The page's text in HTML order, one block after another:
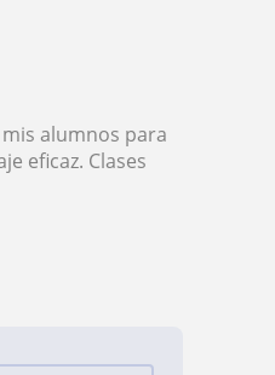
alumnos para
eficaz. Clases